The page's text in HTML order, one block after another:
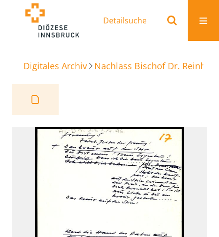
Detailsuche
Digitales Archiv Nachlass Bischof Dr.